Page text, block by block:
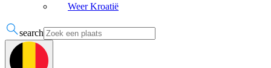
Weer Kroatië
search